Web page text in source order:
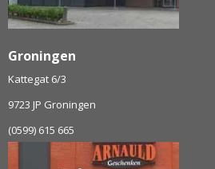
Groningen
Kattegat 6/3
9723 JP Groningen
(0599) 615 665